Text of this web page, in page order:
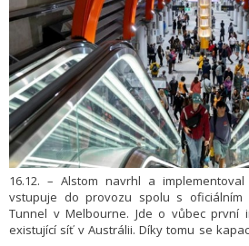
16.12. – Alstom navrhl a
vstupuje do provozu spolu s oficiálním
Tunnel v Melbourne. Jde o vůbec první
existující síť v Austrálii. Díky tomu se